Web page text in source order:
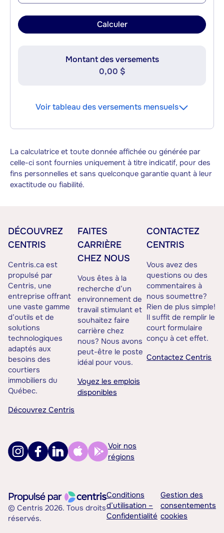
Calculer
Montant des versements
0,00 $
Voir tableau des versements mensuels
La calculatrice et toute donnée affichée ou générée par
celle-ci sont fournies uniquement à titre indicatif, pour des
fins personnelles et sans quelconque garantie quant à leur
exactitude ou fiabilité.
DÉCOUVREZ
CENTRIS
Centris.ca est
propulsé par
Centris, une
entreprise offrant
une vaste gamme
d’outils et de
solutions
technologiques
adaptés aux
besoins des
courtiers
immobiliers du
Québec.
Découvrez Centris
FAITES
CARRIÈRE
CHEZ NOUS
Vous êtes à la
recherche d’un
environnement de
travail stimulant et
souhaitez faire
carrière chez
nous? Nous avons
peut-être le poste
idéal pour vous.
Voyez les emplois
disponibles
CONTACTEZ
CENTRIS
Vous avez des
questions ou des
commentaires à
nous soumettre?
Rien de plus simple!
Il suffit de remplir le
court formulaire
conçu à cet effet.
Contactez Centris
Voir nos
régions
© Centris 2026. Tous droits
réservés.
Conditions
d’utilisation –
Confidentialité
Gestion des
consentements
cookies